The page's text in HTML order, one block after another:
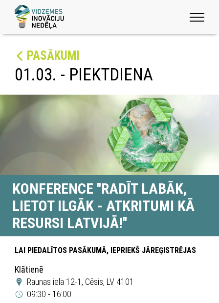
PASĀKUMI
01.03. - PIEKTDIENA
KONFERENCE ''RADĪT LABĀK,
LIETOT ILGĀK - ATKRITUMI KĀ
RESURSI LATVIJĀ!''
LAI PIEDALĪTOS PASĀKUMĀ, IEPRIEKŠ JĀREĢISTRĒJAS
Klātienē
Raunas iela 12-1, Cēsis, LV 4101
09:30 - 16:00